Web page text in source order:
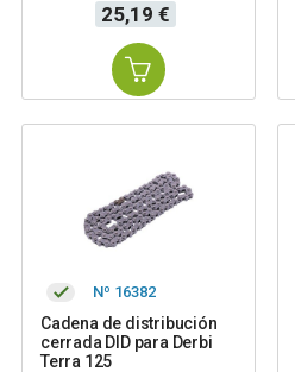
Precio
25,19 €
Nº 16382
Cadena de distribución
cerrada DID para Derbi
Terra 125